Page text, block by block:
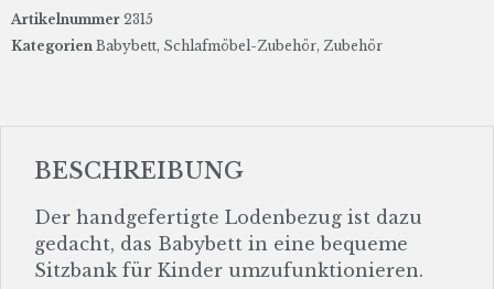
Artikelnummer 2315
Kategorien Babybett, Schlafmöbel-Zubehör, Zubehör
BESCHREIBUNG
Der handgefertigte Lodenbezug ist dazu
gedacht, das Babybett in eine bequeme
Sitzbank für Kinder umzufunktionieren.